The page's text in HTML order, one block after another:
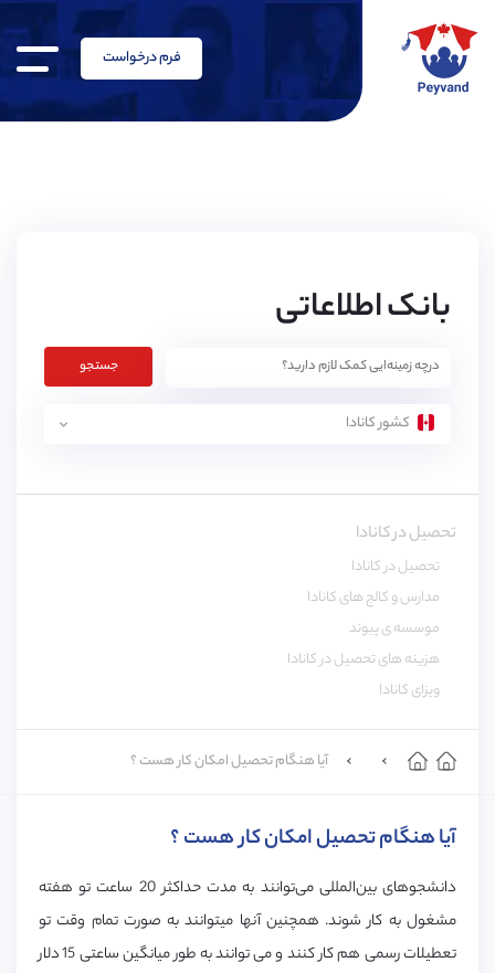
فرم درخواست
بانک اطلاعاتی
جستجو
کشور کانادا
تحصیل در کانادا
تحصیل در کانادا
مدارس و کالج های کانادا
موسسه ی پیوند
هزینه های تحصیل در کانادا
ویزای کانادا
آیا هنگام تحصیل امکان کار هست ؟
آیا هنگام تحصیل امکان کار هست ؟
دانشجوهای بین‌المللی می‌توانند به مدت حداکثر 20 ساعت تو هفته
مشغول به کار شوند. همچنین آنها میتوانند به صورت تمام وقت تو
تعطیلات رسمی هم کار کنند و می توانند به طور میانگین ساعتی 15 دلار